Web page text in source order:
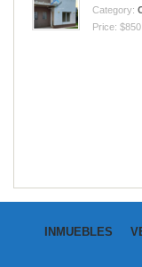
Category:
Price:
INMUEBLES